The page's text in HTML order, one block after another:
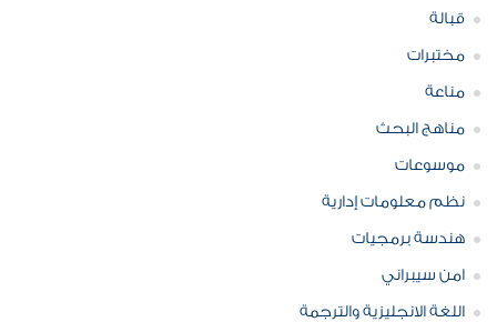
قبالة
مختبرات
مناعة
مناهج البحث
موسوعات
نظم معلومات إدارية
هندسة برمجيات
امن سيبراني
اللغة الانجليزية والترجمة